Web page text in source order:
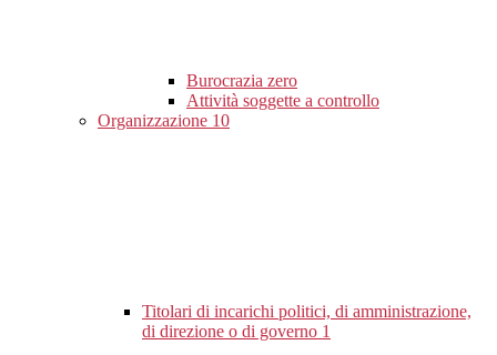
Burocrazia zero
Attività soggette a controllo
Organizzazione 10
Titolari di incarichi politici, di amministrazione,
di direzione o di governo 1